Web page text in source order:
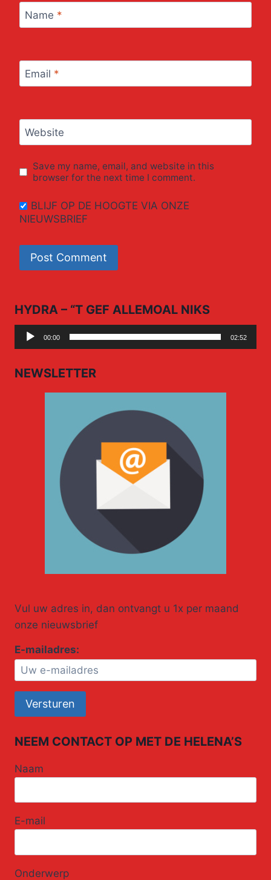
Name *
Email *
Website
Save my name, email, and website in this
browser for the next time I comment.
BLIJF OP DE HOOGTE VIA ONZE
NIEUWSBRIEF
HYDRA – “T GEF ALLEMOAL NIKS
Audio
Player
00:00 02:52
NEWSLETTER
Vul uw adres in, dan ontvangt u 1x per maand
onze nieuwsbrief
E-mailadres:
NEEM CONTACT OP MET DE HELENA’S
Naam
E-mail
Onderwerp